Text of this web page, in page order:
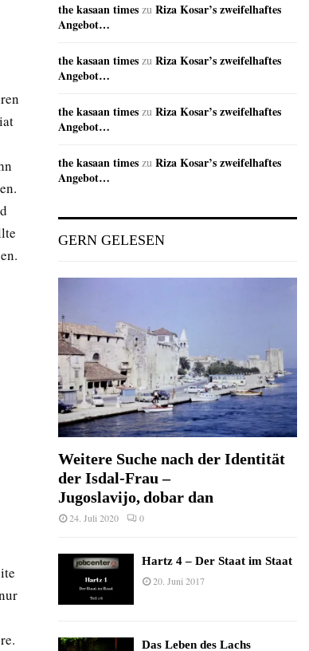
the kasaan times zu Riza Kosar’s zweifelhaftes
Angebot…
the kasaan times zu Riza Kosar’s zweifelhaftes
Angebot…
the kasaan times zu Riza Kosar’s zweifelhaftes
Angebot…
the kasaan times zu Riza Kosar’s zweifelhaftes
Angebot…
GERN GELESEN
Weitere Suche nach der Identität
der Isdal-Frau –
Jugoslavijo, dobar dan
24. Juli 2020 0
Hartz 4 – Der Staat im Staat
20. Juni 2017
Das Leben des Lachs